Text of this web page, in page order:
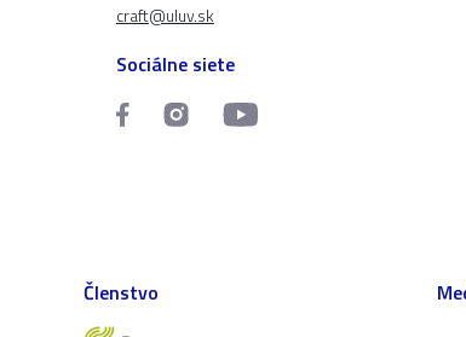
craft@uluv.sk
Sociálne siete
Členstvo